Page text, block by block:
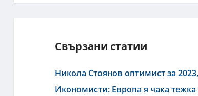
Свързани статии
Никола Стоянов оптимист за
Икономисти: Европа я чака